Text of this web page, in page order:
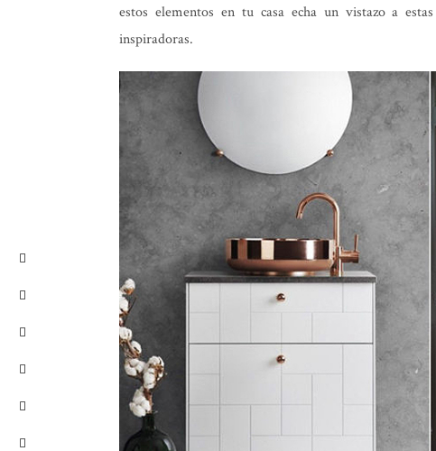
estos elementos en tu casa echa un vistazo a
inspiradoras.